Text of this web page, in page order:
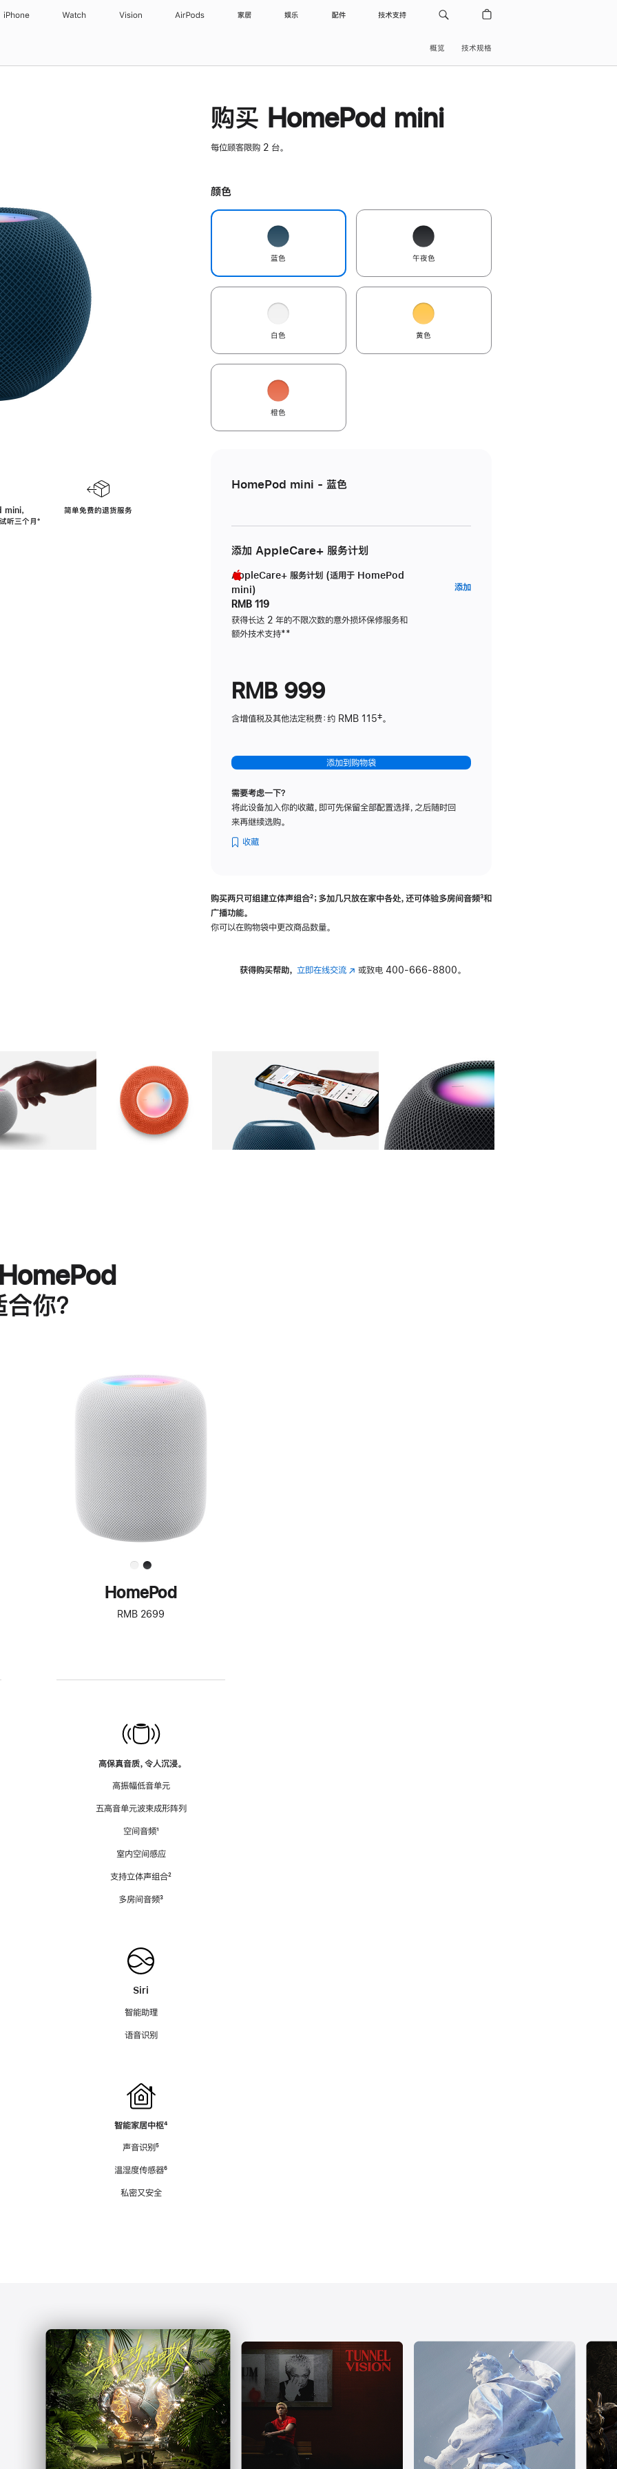
iPhone Watch Vision AirPods 家居 娱乐 配件 技术支持
概览 技术规格
，
听三个月脚
⁺
简单免费的退货服务
购买 HomePod mini
每位顾客限购 2 台。
颜色
蓝色 午夜色
白色 黄色
橙色
HomePod mini - 蓝色
添加 AppleCare+ 服务计划
AppleCare+ 服务计划 (适用于 HomePod
mini)
RMB 119
获得长达 2 年的不限次数的意外损坏保修服务和
额外技术支持脚
**
添加AppleCare+
RMB 999
含增值税及其他法定税费：约 RMB 115‡。
添加到购物袋
需要考虑一下？
将此设备加入你的收藏，即可先保留全部配置选择，之后随时回
来再继续选购。
收藏
购买两只可组建立体声组合脚
²；多加几只放在家中各处，还可体验多‍房‍间音频脚
³和
广播功能。
你可以在购物袋中更改商品数量。
获得购买帮助， 立即在线交流(在 或致电 400-666-8800。
图库 图像 图库 图像 图库 图像 4 图库 图像 5
你？
进
一
步
了
解
HomePod<
HomePod
RMB 2699
高保真音质，令人沉浸。
高振幅低音单元
五高音单元波束成形阵列
空间音频脚
¹
室内空间感应
支持立体声组合脚
²
多房间音频脚
³
Siri
智能助理
语音识别
智能家居中枢脚
⁴
声音识别脚
⁵
温湿度传感器脚
⁶
私密又安全